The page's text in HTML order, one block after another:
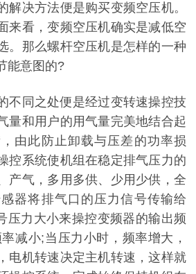
解决方法便是购买变频空压机。
来看，变频空压机确实是减低空
。那么螺杆空压机是怎样的一种
能意图的?
不同之处便是经过变转速操控技
量和用户的用气量完美地结合起
由此防止卸载与压差的功率损
控系统使机组在稳定排气压力的
产气，多用多供、少用少供，全
器将排气口的压力信号传输给
压力大小来操控变频器的输出频
减小;当压力小时，频率增大，
电机转速决定主机转速，这样就